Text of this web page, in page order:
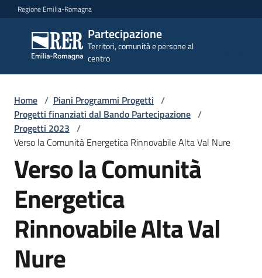
Vai al contenuto
Vai alla navigazione
Vai al footer
Regione Emilia-Romagna
Partecipazione
Territori, comunità e persone al
centro
Partecipazione
Territori, comunità e
persone al centro
Argomenti
Servizi
Leggi
Atti
Bandi
Home / Piani Programmi Progetti /
Progetti finanziati dal Bando Partecipazione /
Progetti 2023 /
Verso la Comunità Energetica Rinnovabile Alta Val Nure
Verso la Comunità
Energetica
Rinnovabile Alta Val
Nure